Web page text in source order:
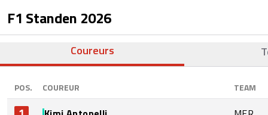
F1 Standen 2026
Coureurs
POS. COUREUR TEAM